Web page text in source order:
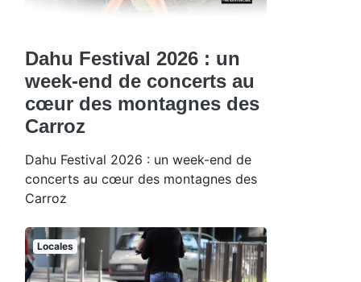
Dahu Festival 2026 : un
week-end de concerts au
cœur des montagnes des
Carroz
Dahu Festival 2026 : un week-end de
concerts au cœur des montagnes des
Carroz
Locales